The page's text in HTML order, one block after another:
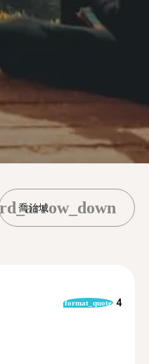
喬治城
format_quote 4